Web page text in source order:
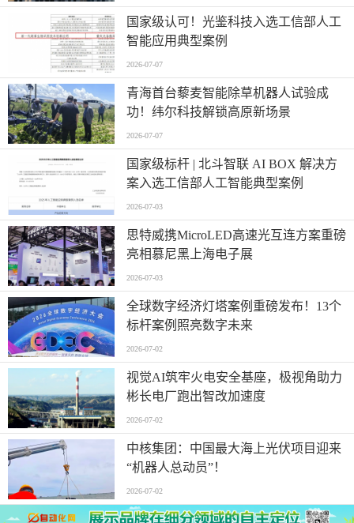
规模化应用
国家级认可！光鉴科技入选工信部人工
智能应用典型案例
2026-07-07
青海首台藜麦智能除草机器人试验成
功！纬尔科技解锁高原新场景
2026-07-07
国家级标杆 | 北斗智联 AI BOX 解决方
案入选工信部人工智能典型案例
2026-07-03
思特威携MicroLED高速光互连方案重磅
亮相慕尼黑上海电子展
2026-07-03
全球数字经济灯塔案例重磅发布！13个
标杆案例照亮数字未来
2026-07-02
视觉AI筑牢火电安全基座，极视角助力
彬长电厂跑出智改加速度
2026-07-02
中核集团：中国最大海上光伏项目迎来
“机器人总动员”！
2026-07-02